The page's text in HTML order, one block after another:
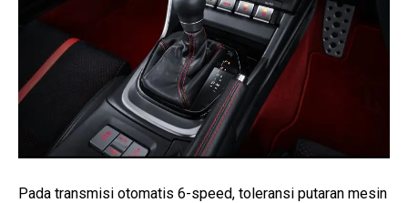
Pada transmisi otomatis 6-speed, toleransi putaran mesin